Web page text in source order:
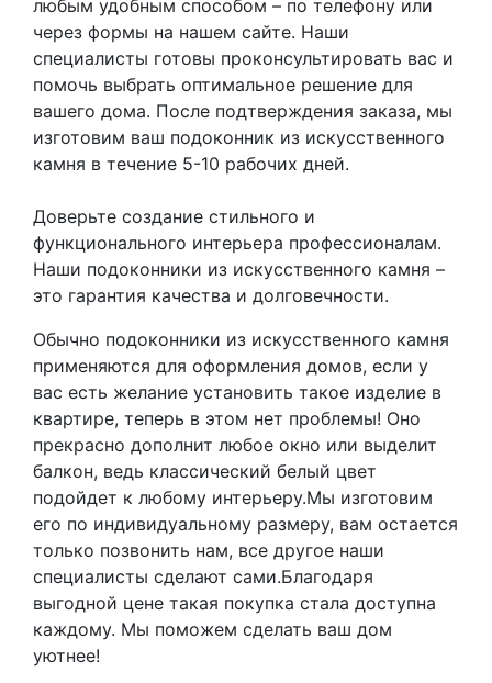
любым удобным способом – по телефону или
через формы на нашем сайте. Наши
специалисты готовы проконсультировать вас и
помочь выбрать оптимальное решение для
вашего дома. После подтверждения заказа, мы
изготовим ваш подоконник из искусственного
камня в течение 5-10 рабочих дней.
Доверьте создание стильного и
функционального интерьера профессионалам.
Наши подоконники из искусственного камня –
это гарантия качества и долговечности.
Обычно подоконники из искусственного камня
применяются для оформления домов, если у
вас есть желание установить такое изделие в
квартире, теперь в этом нет проблемы! Оно
прекрасно дополнит любое окно или выделит
балкон, ведь классический белый цвет
подойдет к любому интерьеру.Мы изготовим
его по индивидуальному размеру, вам остается
только позвонить нам, все другое наши
специалисты сделают сами.Благодаря
выгодной цене такая покупка стала доступна
каждому. Мы поможем сделать ваш дом
уютнее!